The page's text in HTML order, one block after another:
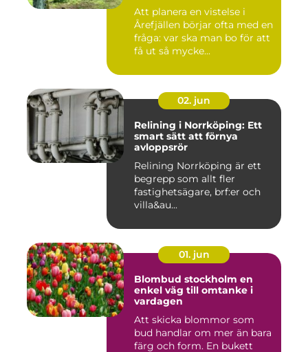
Att planera en vistelse i
Årefjällen börjar ofta med en
fråga: var ska man bo för att
få ut så mycke...
02. jun
Relining i Norrköping: Ett
smart sätt att förnya
avloppsrör
Relining Norrköping är ett
begrepp som allt fler
fastighetsägare, brf:er och
villa&au...
01. jun
Blombud stockholm en
enkel väg till omtanke i
vardagen
Att skicka blommor som
bud handlar om mer än bara
färg och form. En bukett